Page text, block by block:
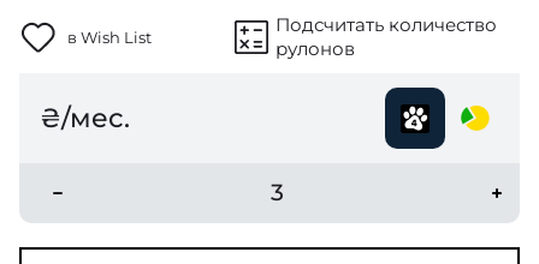
в Wish List
Подсчитать количество
рулонов
₴/мес.
3